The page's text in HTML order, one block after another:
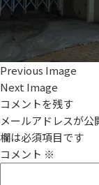
Previous Image
Next Image
コメントを残す
メールアドレスが公
欄は必須項目です
コメント ※